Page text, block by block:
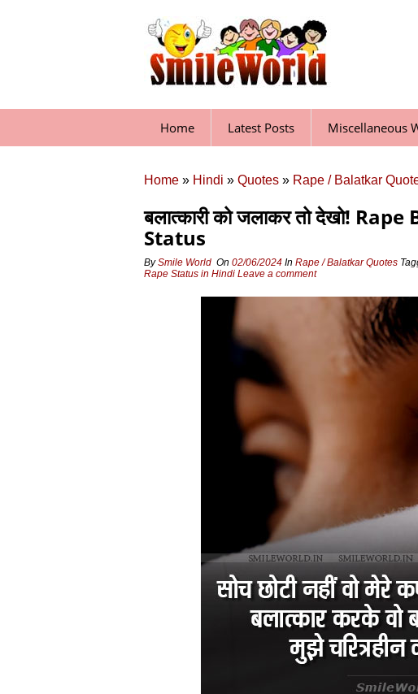
Home Latest Posts Miscellaneous
Home » Hindi » Quotes » Rape / Balatkar
बलात्कारी को जलाकर तो देखो!
Status
BySmile World On 02/06/2024 In Rape / Balatkar Quotes
Rape Status in Hindi Leave a comment